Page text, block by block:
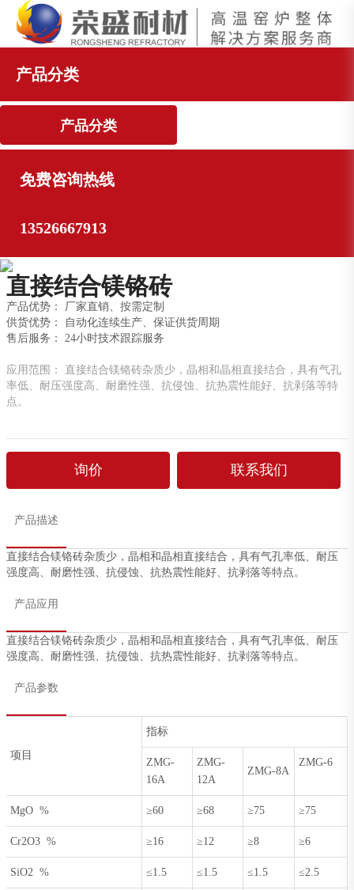
产品分类
产品分类
免费咨询热线
13526667913
直接结合镁铬砖
产品优势： 厂家直销、按需定制
供货优势： 自动化连续生产、保证供货周期
售后服务： 24小时技术跟踪服务
应用范围： 直接结合镁铬砖杂质少，晶相和晶相直接结合，具有气孔
率低、耐压强度高、耐磨性强、抗侵蚀、抗热震性能好、抗剥落等特
点。
询价 联系我们
产品描述
直接结合镁铬砖杂质少，晶相和晶相直接结合，具有气孔率低、耐压
强度高、耐磨性强、抗侵蚀、抗热震性能好、抗剥落等特点。
产品应用
直接结合镁铬砖杂质少，晶相和晶相直接结合，具有气孔率低、耐压
强度高、耐磨性强、抗侵蚀、抗热震性能好、抗剥落等特点。
产品参数
项目
指标
ZMG-
16A
ZMG-
12A
ZMG-8A
ZMG-6
MgO % ≥60 ≥68 ≥75 ≥75
Cr2O3 % ≥16 ≥12 ≥8 ≥6
SiO2 % ≤1.5 ≤1.5 ≤1.5 ≤2.5